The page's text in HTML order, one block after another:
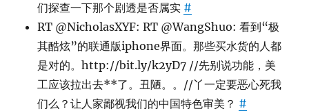
们探查一下那个剧透是否属实 #
RT @NicholasXYF: RT @WangShuo: 看到“极
其酷炫”的联通版iphone界面。那些买水货的人都
是对的。http://bit.ly/k2yD7 //先别说功能，美
工应该拉出去**了。丑陋。。//丫一定要恶心死我
们么？让人家鄙视我们的中国特色审美？ #